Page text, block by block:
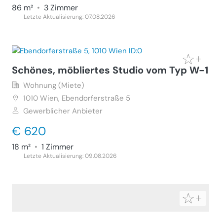
86 m² • 3 Zimmer
Letzte Aktualisierung: 07.08.2026
Schönes, möbliertes Studio vom Typ W-1
Wohnung (Miete)
1010 Wien, Ebendorferstraße 5
Gewerblicher Anbieter
€ 620
18 m² • 1 Zimmer
Letzte Aktualisierung: 09.08.2026